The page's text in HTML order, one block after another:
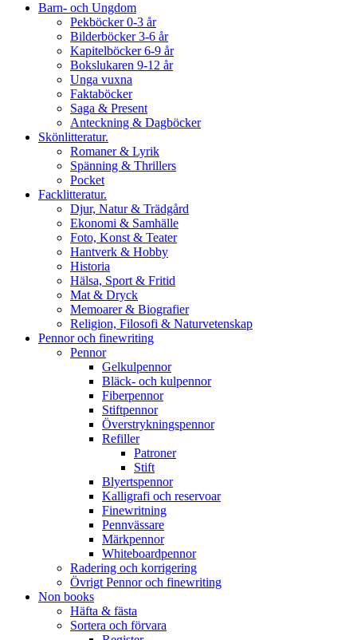
Barn- och Ungdom
Pekböcker 0-3 år
Bilderböcker 3-6 år
Kapitelböcker 6-9 år
Bokslukaren 9-12 år
Unga vuxna
Faktaböcker
Saga & Present
Anteckning & Dagböcker
Skönlitteratur.
Romaner & Lyrik
Spänning & Thrillers
Pocket
Facklitteratur.
Djur, Natur & Trädgård
Ekonomi & Samhälle
Foto, Konst & Teater
Hantverk & Hobby
Historia
Hälsa, Sport & Fritid
Mat & Dryck
Memoarer & Biografier
Religion, Filosofi & Naturvetenskap
Pennor och finewriting
Pennor
Gelkulpennor
Bläck- och kulpennor
Fiberpennor
Stiftpennor
Överstrykningspennor
Refiller
Patroner
Stift
Blyertspennor
Kalligrafi och reservoar
Finewritning
Pennvässare
Märkpennor
Whiteboardpennor
Radering och korrigering
Övrigt Pennor och finewriting
Non books
Häfta & fästa
Sortera och förvara